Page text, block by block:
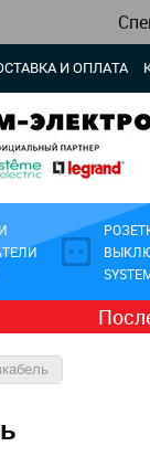
И ОПЛАТА